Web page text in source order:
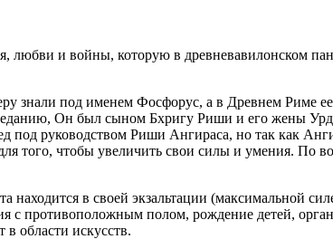
любви и войны, которую в древневавилонском
под именем Фосфорус, а в Древнем Риме ее
Он был сыном Бхригу Риши и его жены
под руководством Риши Ангираса, но так как
того, чтобы увеличить свои силы и умения. По
находится в своей экзальтации (максимальной
с противоположным полом, рождение детей,
в области искусств.